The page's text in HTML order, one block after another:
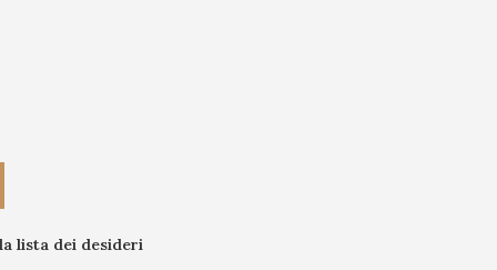
lista dei desideri